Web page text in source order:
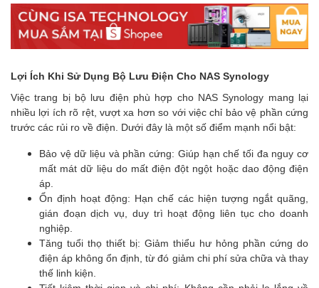
Lợi Ích Khi Sử Dụng Bộ Lưu Điện Cho NAS Synology
Việc trang bị bộ lưu điện phù hợp cho NAS Synology mang lại
nhiều lợi ích rõ rệt, vượt xa hơn so với việc chỉ bảo vệ phần cứng
trước các rủi ro về điện. Dưới đây là một số điểm mạnh nổi bật:
Bảo vệ dữ liệu và phần cứng: Giúp hạn chế tối đa nguy cơ
mất mát dữ liệu do mất điện đột ngột hoặc dao động điện
áp.
Ổn định hoạt động: Hạn chế các hiện tượng ngắt quãng,
gián đoạn dịch vụ, duy trì hoạt động liên tục cho doanh
nghiệp.
Tăng tuổi thọ thiết bị: Giảm thiểu hư hỏng phần cứng do
điện áp không ổn định, từ đó giảm chi phí sửa chữa và thay
thế linh kiện.